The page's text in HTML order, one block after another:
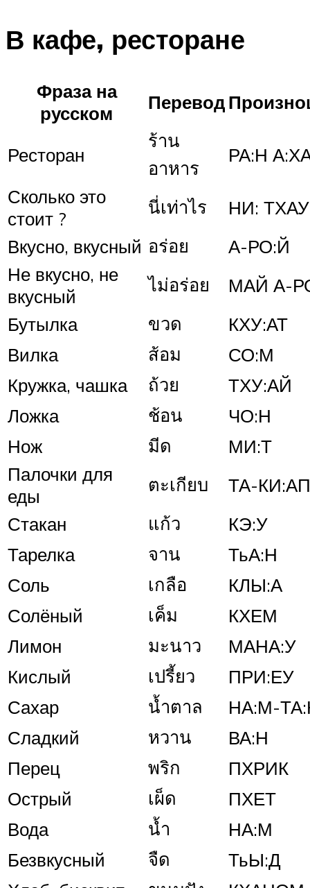
В кафе, ресторане
Фраза на
русском
Перевод
Ресторан
ร้าน
อาหาร
РА:Н
Сколько это
стоит ?
นี่เท่าไร
НИ:
Вкусно, вкусный อร่อย
А-РО:Й
Не вкусно, не
вкусный
ไม่อร่อย
МАЙ А-
Бутылка
ขวด
КХУ:АТ
Вилка
ส้อม
СО:М
Кружка, чашка
ถ้วย
ТХУ:АЙ
Ложка
ช้อน
ЧО:Н
Нож
มีด
МИ:Т
Палочки для
еды
ตะเกียบ
ТА-КИ:АП
Стакан
แก้ว
КЭ:У
Тарелка
จาน
ТьА:Н
Соль
เกลือ
КЛЫ:А
Солёный
เค็ม
КХЕМ
Лимон
มะนาว
МАНА:У
Кислый
เปรี้ยว
ПРИ:ЕУ
Сахар
น้ำตาล
НА:М-
Сладкий
หวาน
ВА:Н
Перец
พริก
ПХРИК
Острый
เผ็ด
ПХЕТ
Вода
น้ำ
НА:М
Безвкусный
จืด
ТьЫ:Д